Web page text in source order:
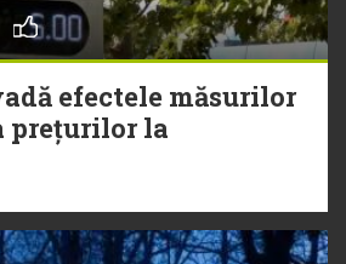
efectele măsurilor
prețurilor la